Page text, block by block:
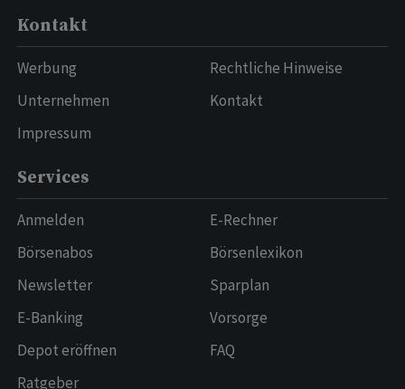
Kontakt
Werbung
Unternehmen
Impressum
Rechtliche Hinweise
Kontakt
Services
Anmelden
Börsenabos
Newsletter
E-Banking
Depot eröffnen
Ratgeber
E-Rechner
Börsenlexikon
Sparplan
Vorsorge
FAQ